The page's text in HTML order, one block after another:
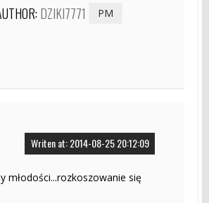
DZIKI7771 PM
Writen at: 2014-08-25 20:12:09
młodości...rozkoszowanie się